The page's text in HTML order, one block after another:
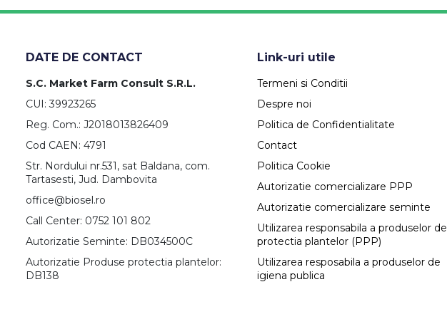
DATE DE CONTACT
S.C. Market Farm Consult S.R.L.
CUI: 39923265
Reg. Com.: J2018013826409
Cod CAEN: 4791
Str. Nordului nr.531, sat Baldana, com.
Tartasesti, Jud. Dambovita
office@biosel.ro
Call Center: 0752 101 802
Autorizatie Seminte: DB034500C
Autorizatie Produse protectia plantelor:
DB138
Link-uri utile
Termeni si Conditii
Despre noi
Politica de Confidentialitate
Contact
Politica Cookie
Autorizatie comercializare PPP
Autorizatie comercializare seminte
Utilizarea responsabila a produselor de
protectia plantelor (PPP)
Utilizarea resposabila a produselor de
igiena publica